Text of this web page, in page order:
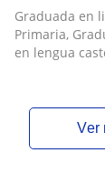
Graduada en
Primaria,
en lengua